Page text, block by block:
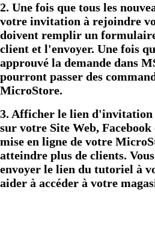
2. Une fois que tous les
votre invitation à rejoindre
doivent remplir un
client et l'envoyer. Une fois
approuvé la demande dans
pourront passer des
MicroStore.
3. Afficher le lien
sur votre Site Web,
mise en ligne de votre
atteindre plus de clients.
envoyer le lien du tutoriel à
aider à accéder à votre